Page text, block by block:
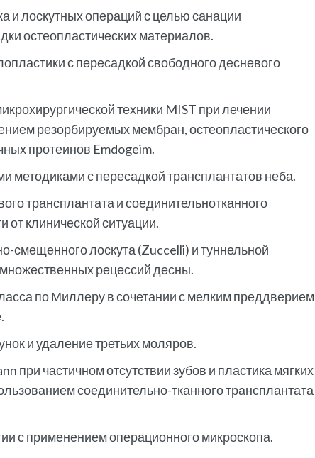
и лоскутных операций с целью санации
остеопластических материалов.
с пересадкой свободного десневого
техники MIST при лечении
резорбируемых мембран, остеопластического
протеинов Emdogeim.
методиками с пересадкой трансплантатов неба.
трансплантата и соединительнотканного
от клинической ситуации.
смещенного лоскута (Zuccelli) и туннельной
рецессий десны.
по Миллеру в сочетании с мелким преддверием
и удаление третьих моляров.
при частичном отсутствии зубов и пластика мягких
соединительно-тканного трансплантата
с применением операционного микроскопа.